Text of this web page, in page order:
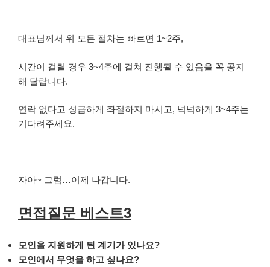
대표님께서 위 모든 절차는 빠르면 1~2주,
시간이 걸릴 경우 3~4주에 걸쳐 진행될 수 있음을 꼭 공지
해 달랍니다.
연락 없다고 성급하게 좌절하지 마시고, 넉넉하게 3~4주는
기다려주세요.
자아~ 그럼…이제 나갑니다.
면접질문 베스트3
모인을 지원하게 된 계기가 있나요?
모인에서 무엇을 하고 싶나요?